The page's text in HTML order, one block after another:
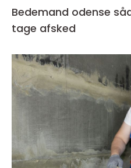
Bedemand odense sådan får du ro til at
tage afsked